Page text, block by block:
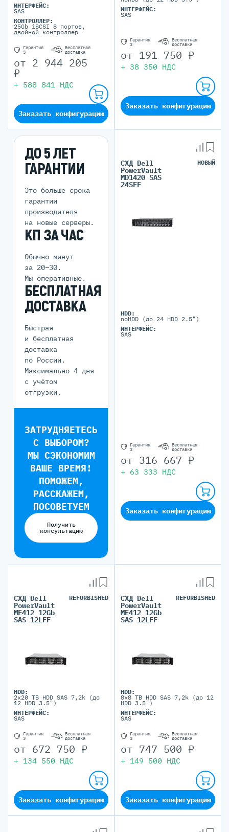
ИНТЕРФЕЙС:
SAS
КОНТРОЛЛЕР:
25Gb iSCSI 8 портов,
двойной контроллер
Гарантия
3
Бесплатная
доставка
от 2 944 205
₽
+ 588 841 НДС
Заказать конфигурацию
ИНТЕРФЕЙС:
SAS
Гарантия
3
Бесплатная
доставка
от 191 750 ₽
+ 38 350 НДС
Заказать конфигурацию
ДО 5 ЛЕТ
ГАРАНТИИ
Это больше срока
гарантии
производителя
на новые серверы.
КП ЗА ЧАС
Обычно минут
за 20–30.
Мы оперативные.
БЕСПЛАТНАЯ
ДОСТАВКА
Быстрая
и бесплатная
доставка
по России.
Максимально 4 дня
с учётом
отгрузки.
ЗАТРУДНЯЕТЕСЬ
С ВЫБОРОМ?
МЫ СЭКОНОМИМ
ВАШЕ ВРЕМЯ!
ПОМОЖЕМ,
РАССКАЖЕМ,
ПОСОВЕТУЕМ
Получить
консультацию
СХД Dell
PowerVault
MD1420 SAS
24SFF
НОВЫЙ
HDD:
noHDD (до 24 HDD 2.5")
ИНТЕРФЕЙС:
SAS
Гарантия
3
Бесплатная
доставка
от 316 667 ₽
+ 63 333 НДС
Заказать конфигурацию
СХД Dell
PowerVault
ME412 12Gb
SAS 12LFF
REFURBISHED
HDD:
2x20 TB HDD SAS 7,2k (до
12 HDD 3.5")
ИНТЕРФЕЙС:
SAS
Гарантия
3
Бесплатная
доставка
от 672 750 ₽
+ 134 550 НДС
Заказать конфигурацию
СХД Dell
PowerVault
ME412 12Gb
SAS 12LFF
REFURBISHED
HDD:
8x8 TB HDD SAS 7,2k (до 12
HDD 3.5")
ИНТЕРФЕЙС:
SAS
Гарантия
3
Бесплатная
доставка
от 747 500 ₽
+ 149 500 НДС
Заказать конфигурацию